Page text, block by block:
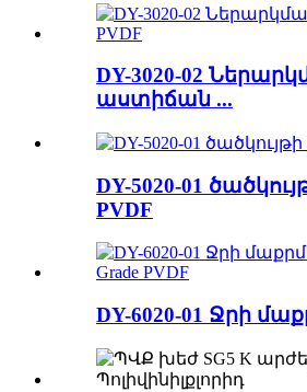
DY-3020-02
աստիճան ...
DY-5020-01
PVDF
DY-6020-01 Ջրի